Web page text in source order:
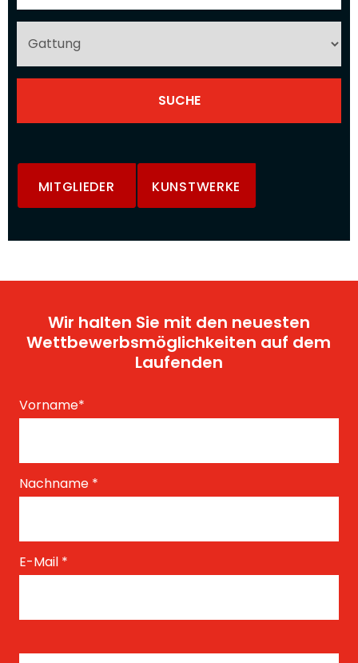
MITGLIEDER KUNSTWERKE
Wir halten Sie mit den neuesten
Wettbewerbsmöglichkeiten auf dem
Laufenden
Vorname*
Nachname *
E-Mail *